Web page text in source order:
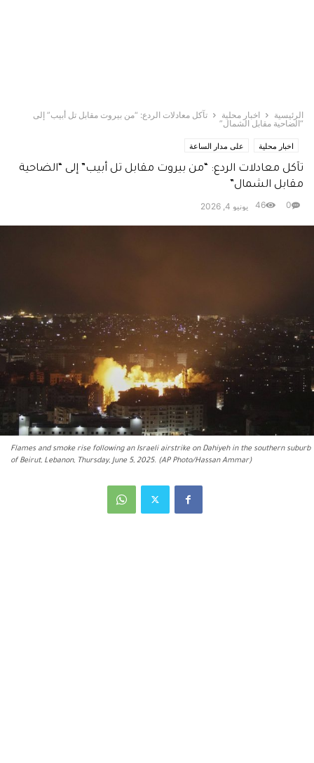
الرئيسية اخبار محلية
تآكل معادلات الردع: “من بيروت مقابل تل أبيب” إلى
“الضاحية مقابل الشمال”
اخبار محلية على مدار الساعة
تآكل معادلات الردع: “من بيروت مقابل تل أبيب” إلى “الضاحية
مقابل الشمال”
يونيو 4, 2026 0
46
Flames and smoke rise following an Israeli airstrike on Dahiyeh in the southern suburb
of Beirut, Lebanon, Thursday, June 5, 2025. (AP Photo/Hassan Ammar)